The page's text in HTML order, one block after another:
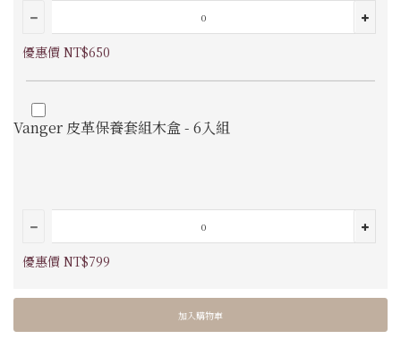
優惠價 NT$650
Vanger 皮革保養套組木盒 - 6入組
優惠價 NT$799
加入購物車